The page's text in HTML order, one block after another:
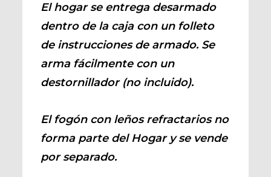
El hogar se entrega desarmado
dentro de la caja con un folleto
de instrucciones de armado. Se
arma fácilmente con un
destornillador (no incluido).
El fogón con leños refractarios no
forma parte del Hogar y se vende
por separado.